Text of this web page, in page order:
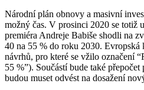
Národní plán obnovy a masivní
možný čas. V prosinci 2020 se totiž
premiéra Andreje Babiše shodli na
40 na 55 % do roku 2030. Evropská
návrhů, pro které se vžilo označení
55 %”). Součástí bude také
budou muset odvést na dosažení